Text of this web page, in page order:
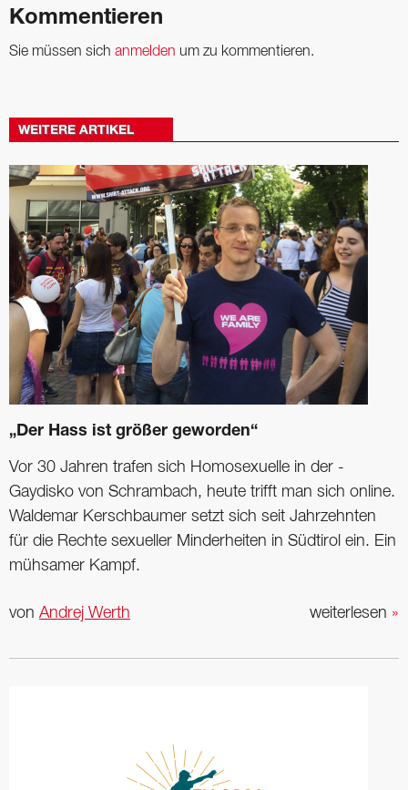
Kommentieren
Sie müssen sich anmelden um zu kommentieren.
WEITERE ARTIKEL
„Der Hass ist größer geworden“
Vor 30 Jahren trafen sich Homosexuelle in der ­
Gaydisko von Schrambach, heute trifft man sich online.
Waldemar Kerschbaumer setzt sich seit Jahrzehnten
für die Rechte sexueller Minderheiten in Südtirol ein. Ein
mühsamer Kampf.
weiterlesen »
von Andrej Werth